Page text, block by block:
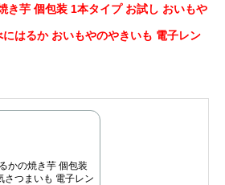
き芋 個包装 1本タイプ お試し おいもや
はるか おいもやのやきいも 電子レン
かの焼き芋 個包装
さつまいも 電子レン